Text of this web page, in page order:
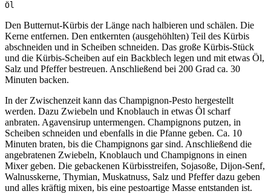
Öl
Den Butternut-Kürbis der Länge nach halbieren und schälen. Die
Kerne entfernen. Den entkernten (ausgehöhlten) Teil des Kürbis
abschneiden und in Scheiben schneiden. Das große Kürbis-Stück
und die Kürbis-Scheiben auf ein Backblech legen und mit etwas Öl,
Salz und Pfeffer bestreuen. Anschließend bei 200 Grad ca. 30
Minuten backen.
In der Zwischenzeit kann das Champignon-Pesto hergestellt
werden. Dazu Zwiebeln und Knoblauch in etwas Öl scharf
anbraten. Agavensirup untermengen. Champignons putzen, in
Scheiben schneiden und ebenfalls in die Pfanne geben. Ca. 10
Minuten braten, bis die Champignons gar sind. Anschließend die
angebratenen Zwiebeln, Knoblauch und Champignons in einen
Mixer geben. Die gebackenen Kürbisstreifen, Sojasoße, Dijon-Senf,
Walnusskerne, Thymian, Muskatnuss, Salz und Pfeffer dazu geben
und alles kräftig mixen, bis eine pestoartige Masse entstanden ist.